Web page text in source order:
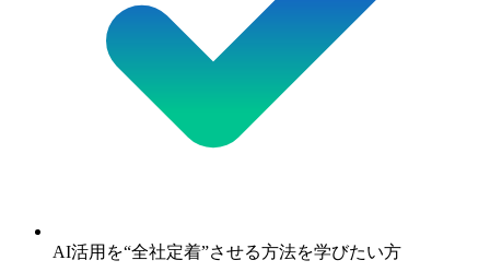
AI活用を“全社定着”させる方法を学びたい方